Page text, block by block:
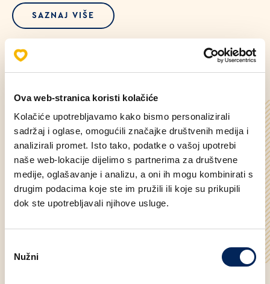
Ova web-stranica koristi kolačiće
Kolačiće upotrebljavamo kako bismo personalizirali
sadržaj i oglase, omogućili značajke društvenih medija i
analizirali promet. Isto tako, podatke o vašoj upotrebi
naše web-lokacije dijelimo s partnerima za društvene
medije, oglašavanje i analizu, a oni ih mogu kombinirati s
drugim podacima koje ste im pružili ili koje su prikupili
dok ste upotrebljavali njihove usluge.
pristanka
Nužni
SAZNAJ VIŠE